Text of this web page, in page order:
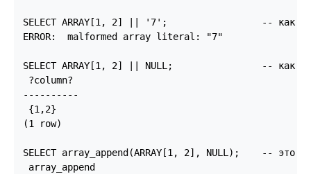
SELECT ARRAY[1, 2] || '7';                 -- как и
ERROR:  malformed array literal: "7"
SELECT ARRAY[1, 2] || NULL;                -- как и
?column?
----------
{1,2}
(1 row)
SELECT array_append(ARRAY[1, 2], NULL);    -- это
array_append